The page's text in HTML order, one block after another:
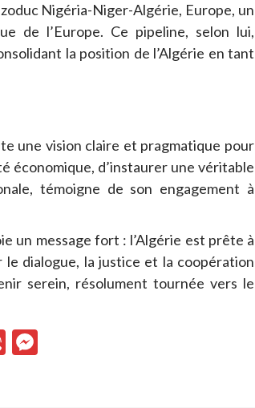
Nigéria-Niger-Algérie, Europe, un
de l’Europe. Ce pipeline, selon lui,
la position de l’Algérie en tant
une vision claire et pragmatique pour
économique, d’instaurer une véritable
témoigne de son engagement à
un message fort : l’Algérie est prête à
dialogue, la justice et la coopération
serein, résolument tournée vers le
Viber